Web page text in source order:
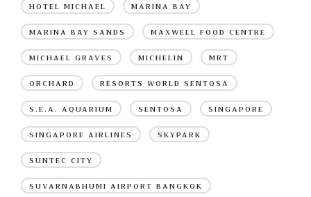
HOTEL MICHAEL MARINA BAY
MARINA BAY SANDS MAXWELL FOOD CENTRE
MICHAEL GRAVES MICHELIN MRT
ORCHARD RESORTS WORLD SENTOSA
S.E.A. AQUARIUM SENTOSA SINGAPORE
SINGAPORE AIRLINES SKYPARK
SUNTEC CITY
SUVARNABHUMI AIRPORT BANGKOK